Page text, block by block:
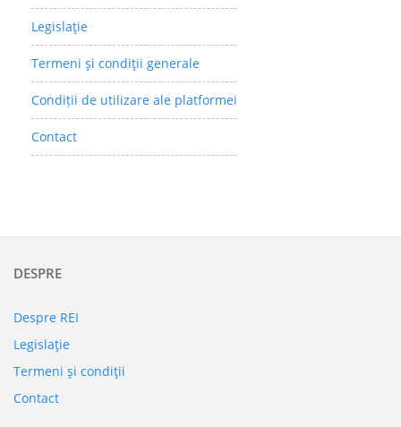
Legislaţie
Termeni şi condiţii generale
Condiții de utilizare ale platformei
Contact
DESPRE
Despre REI
Legislaţie
Termeni şi condiţii
Contact